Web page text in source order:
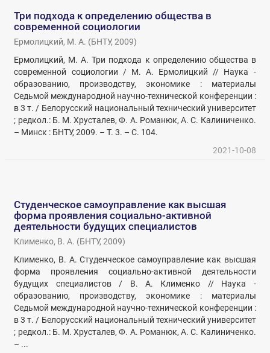
Три подхода к определению общества в
современной социологии
Ермолицкий, М. А. (БНТУ,2009)
Ермолицкий, М. А. Три подхода к определению общества в
современной социологии / М. А. Ермолицкий // Наука -
образованию, производству, экономике : материалы
Седьмой международной научно-технической конференции :
в 3 т. / Белорусский национальный технический университет
; редкол.: Б. М. Хрусталев, Ф. А. Романюк, А. С. Калиниченко.
– Минск : БНТУ, 2009. – Т. 3. – С. 104.
2021-10-08
Студенческое самоуправление как высшая
форма проявления социально-активной
деятельности будущих специалистов
Клименко, В. А. (БНТУ,2009)
Клименко, В. А. Студенческое самоуправление как высшая
форма проявления социально-активной деятельности
будущих специалистов / В. А. Клименко // Наука -
образованию, производству, экономике : материалы
Седьмой международной научно-технической конференции :
в 3 т. / Белорусский национальный технический университет
; редкол.: Б. М. Хрусталев, Ф. А. Романюк, А. С. Калиниченко.
– ...